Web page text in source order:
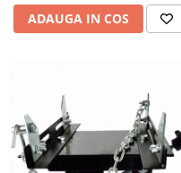
ADAUGA IN COS